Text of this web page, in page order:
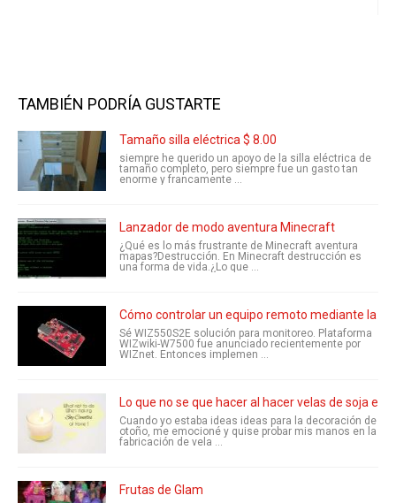
TAMBIÉN PODRÍA GUSTARTE
Tamaño silla eléctrica $ 8.00
siempre he querido un apoyo de la silla eléctrica de
tamaño completo, pero siempre fue un gasto tan
enorme y francamente ...
Lanzador de modo aventura Minecraft
¿Qué es lo más frustrante de Minecraft aventura
mapas?Destrucción. En Minecraft destrucción es
una forma de vida.¿Lo que ...
Cómo controlar un equipo remoto mediante la
Sé WIZ550S2E solución para monitoreo. Plataforma
WIZwiki-W7500 fue anunciado recientemente por
WIZnet. Entonces implemen ...
Lo que no se que hacer al hacer velas de soja en
Cuando yo estaba ideas ideas para la decoración de
otoño, me emocioné y quise probar mis manos en la
fabricación de vela ...
Frutas de Glam